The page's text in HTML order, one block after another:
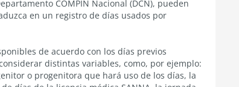
COMPIN Nacional (DCN), pueden
en un registro de días usados por
de acuerdo con los días previos
distintas variables, como, por ejemplo:
o progenitora que hará uso de los días, la